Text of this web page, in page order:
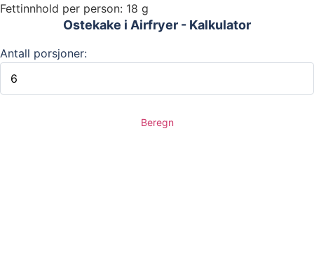
Fettinnhold per person: 18 g
Ostekake i Airfryer - Kalkulator
Antall porsjoner:
Beregn